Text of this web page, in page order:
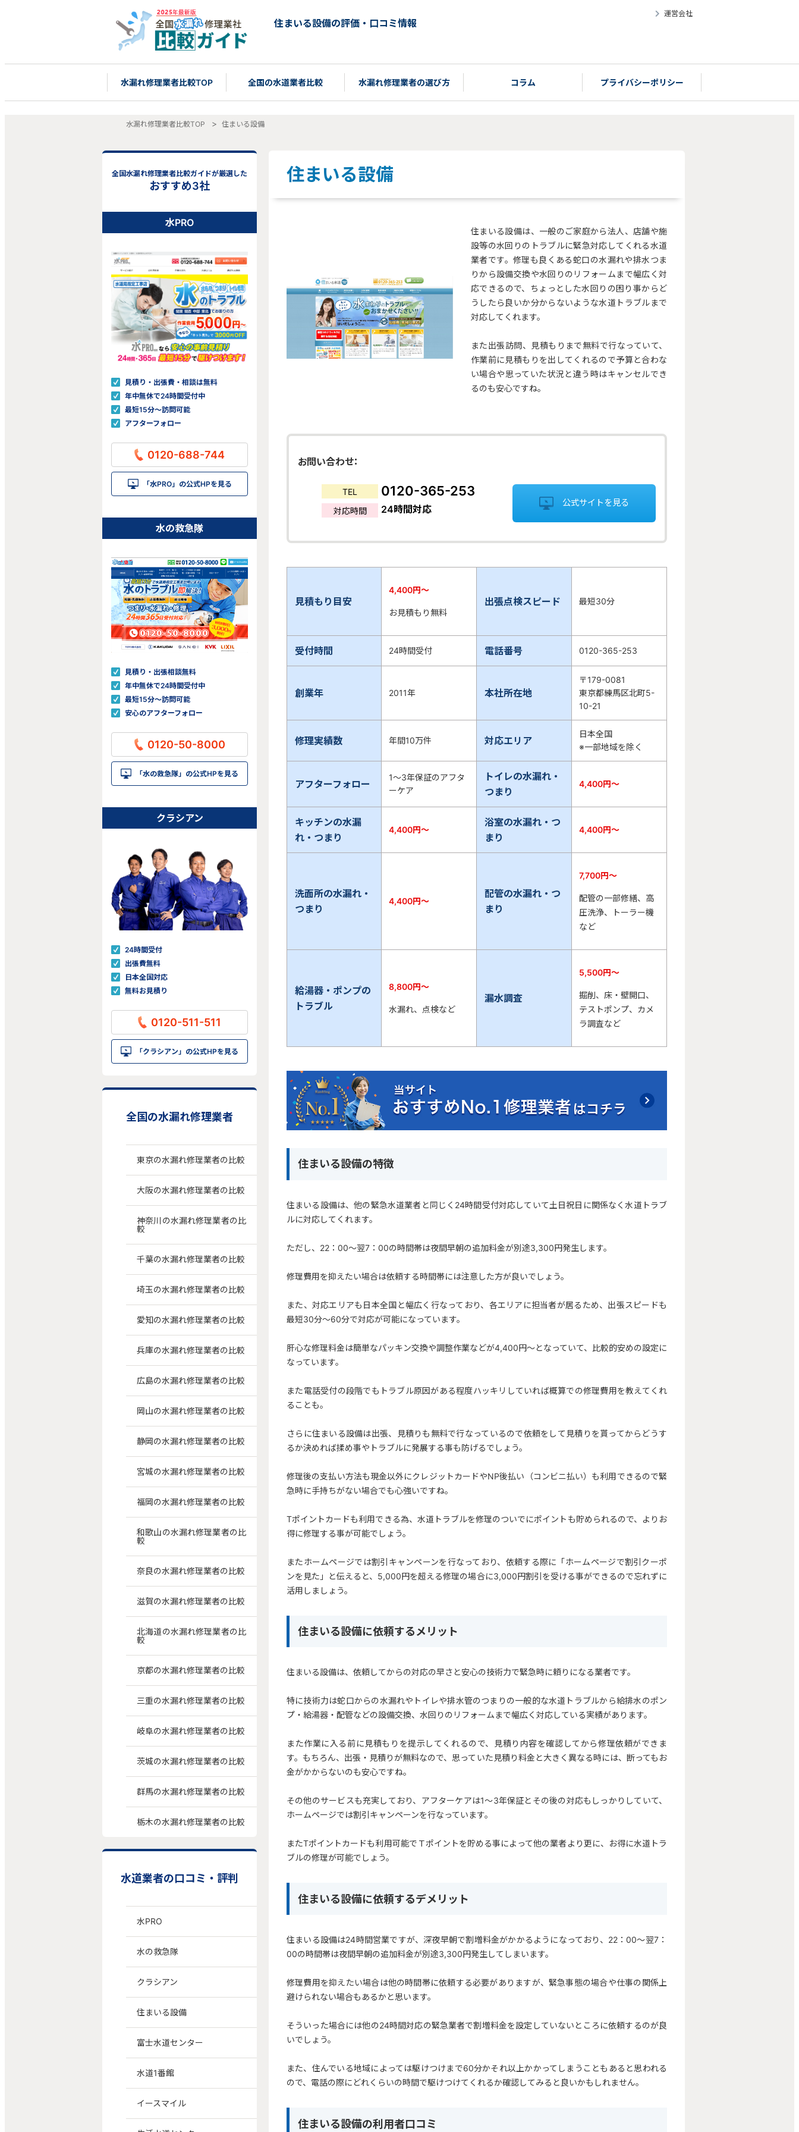
住まいる設備の評価・口コミ情報
運営会社
水漏れ修理業者比較TOP 全国の水道業者比較 水漏れ修理業者の選び方 コラム プライバシーポリシー
水漏れ修理業者比較TOP 住まいる設備
住まいる設備
住まいる設備は、一般のご家庭から法人、店舗や施
設等の水回りのトラブルに緊急対応してくれる水道
業者です。修理も良くある蛇口の水漏れや排水つま
りから設備交換や水回りのリフォームまで幅広く対
応できるので、ちょっとした水回りの困り事からど
うしたら良いか分からないような水道トラブルまで
対応してくれます。
また出張訪問、見積もりまで無料で行なっていて、
作業前に見積もりを出してくれるので予算と合わな
い場合や思っていた状況と違う時はキャンセルでき
るのも安心ですね。
お問い合わせ：
TEL 0120-365-253
対応時間 24時間対応
公式サイトを見る
見積もり目安
4,400円〜
お見積もり無料
出張点検スピード 最短30分
受付時間 24時間受付 電話番号 0120-365-253
創業年 2011年 本社所在地
〒179-0081
東京都練馬区北町5-
10-21
修理実績数 年間10万件 対応エリア
日本全国
※一部地域を除く
アフターフォロー
1～3年保証のアフタ
ーケア
トイレの水漏れ・
つまり
4,400円〜
キッチンの水漏
れ・つまり
4,400円〜
浴室の水漏れ・つ
まり
4,400円〜
洗面所の水漏れ・
つまり
4,400円〜
配管の水漏れ・つ
まり
7,700円〜
配管の一部修繕、高
圧洗浄、トーラー機
など
給湯器・ポンプの
トラブル
8,800円〜
水漏れ、点検など
漏水調査
5,500円〜
掘削、床・壁開口、
テストポンプ、カメ
ラ調査など
住まいる設備の特徴
住まいる設備は、他の緊急水道業者と同じく24時間受付対応していて土日祝日に関係なく水道トラブ
ルに対応してくれます。
ただし、22：00～翌7：00の時間帯は夜間早朝の追加料金が別途3,300円発生します。
修理費用を抑えたい場合は依頼する時間帯には注意した方が良いでしょう。
また、対応エリアも日本全国と幅広く行なっており、各エリアに担当者が居るため、出張スピードも
最短30分～60分で対応が可能になっています。
肝心な修理料金は簡単なパッキン交換や調整作業などが4,400円～となっていて、比較的安めの設定に
なっています。
また電話受付の段階でもトラブル原因がある程度ハッキリしていれば概算での修理費用を教えてくれ
ることも。
さらに住まいる設備は出張、見積りも無料で行なっているので依頼をして見積りを貰ってからどうす
るか決めれば揉め事やトラブルに発展する事も防げるでしょう。
修理後の支払い方法も現金以外にクレジットカードやNP後払い（コンビニ払い）も利用できるので緊
急時に手持ちがない場合でも心強いですね。
Tポイントカードも利用できる為、水道トラブルを修理のついでにポイントも貯められるので、よりお
得に修理する事が可能でしょう。
またホームページでは割引キャンペーンを行なっており、依頼する際に「ホームページで割引クーポ
ンを見た」と伝えると、5,000円を超える修理の場合に3,000円割引を受ける事ができるので忘れずに
活用しましょう。
住まいる設備に依頼するメリット
住まいる設備は、依頼してからの対応の早さと安心の技術力で緊急時に頼りになる業者です。
特に技術力は蛇口からの水漏れやトイレや排水管のつまりの一般的な水道トラブルから給排水のポン
プ・給湯器・配管などの設備交換、水回りのリフォームまで幅広く対応している実績があります。
また作業に入る前に見積もりを提示してくれるので、見積り内容を確認してから修理依頼ができま
す。もちろん、出張・見積りが無料なので、思っていた見積り料金と大きく異なる時には、断ってもお
金がかからないのも安心ですね。
その他のサービスも充実しており、アフターケアは1～3年保証とその後の対応もしっかりしていて、
ホームページでは割引キャンペーンを行なっています。
またTポイントカードも利用可能でＴポイントを貯める事によって他の業者より更に、お得に水道トラ
ブルの修理が可能でしょう。
住まいる設備に依頼するデメリット
住まいる設備は24時間営業ですが、深夜早朝で割増料金がかかるようになっており、22：00～翌7：
00の時間帯は夜間早朝の追加料金が別途3,300円発生してしまいます。
修理費用を抑えたい場合は他の時間帯に依頼する必要がありますが、緊急事態の場合や仕事の関係上
避けられない場合もあるかと思います。
そういった場合には他の24時間対応の緊急業者で割増料金を設定していないところに依頼するのが良
いでしょう。
また、住んでいる地域によっては駆けつけまで60分かそれ以上かかってしまうこともあると思われる
ので、電話の際にどれくらいの時間で駆けつけてくれるか確認してみると良いかもしれません。
住まいる設備の利用者口コミ
全国水漏れ修理業者比較ガイドが厳選した
おすすめ3社
水PRO
見積り・出張費・相談は無料
年中無休で24時間受付中
最短15分〜訪問可能
アフターフォロー
0120-688-744
「水PRO」の公式HPを見る
水の救急隊
見積り・出張相談無料
年中無休で24時間受付中
最短15分〜訪問可能
安心のアフターフォロー
0120-50-8000
「水の救急隊」の公式HPを見る
クラシアン
24時間受付
出張費無料
日本全国対応
無料お見積り
0120-511-511
「クラシアン」の公式HPを見る
全国の水漏れ修理業者
東京の水漏れ修理業者の比較
大阪の水漏れ修理業者の比較
神奈川の水漏れ修理業者の比
較
千葉の水漏れ修理業者の比較
埼玉の水漏れ修理業者の比較
愛知の水漏れ修理業者の比較
兵庫の水漏れ修理業者の比較
広島の水漏れ修理業者の比較
岡山の水漏れ修理業者の比較
静岡の水漏れ修理業者の比較
宮城の水漏れ修理業者の比較
福岡の水漏れ修理業者の比較
和歌山の水漏れ修理業者の比
較
奈良の水漏れ修理業者の比較
滋賀の水漏れ修理業者の比較
北海道の水漏れ修理業者の比
較
京都の水漏れ修理業者の比較
三重の水漏れ修理業者の比較
岐阜の水漏れ修理業者の比較
茨城の水漏れ修理業者の比較
群馬の水漏れ修理業者の比較
栃木の水漏れ修理業者の比較
水道業者の口コミ・評判
水PRO
水の救急隊
クラシアン
住まいる設備
富士水道センター
水道1番館
イースマイル